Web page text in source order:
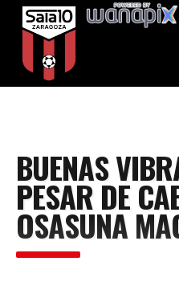
Food & Drink
Features
News
Contacts
BUENAS
PESAR DE
OSASUNA